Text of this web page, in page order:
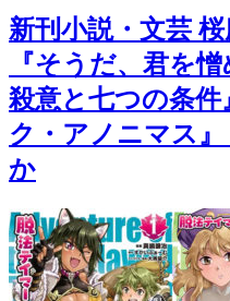
新刊小説・文芸
『そうだ、君を
殺意と七つの条
ク・アノニマス
か